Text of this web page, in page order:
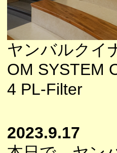
ヤンバルクイ
OM SYSTEM
4 PL-Filter
2023.9.17